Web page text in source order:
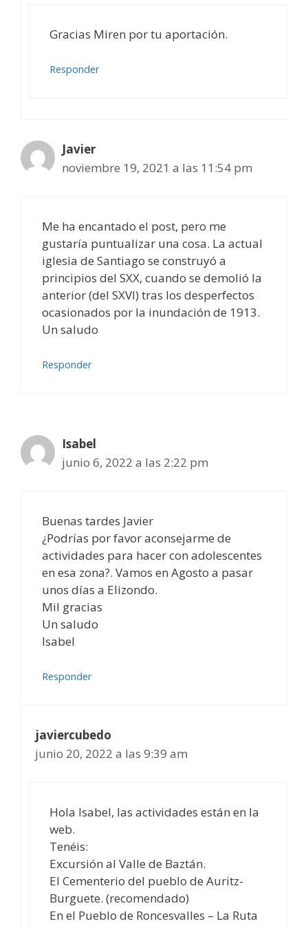
Gracias Miren por tu aportación.
Responder
Javier
noviembre 19, 2021 a las 11:54 pm
Me ha encantado el post, pero me
gustaría puntualizar una cosa. La actual
iglesia de Santiago se construyó a
principios del SXX, cuando se demolió la
anterior (del SXVI) tras los desperfectos
ocasionados por la inundación de 1913.
Un saludo
Responder
Isabel
junio 6, 2022 a las 2:22 pm
Buenas tardes Javier
¿Podrías por favor aconsejarme de
actividades para hacer con adolescentes
en esa zona?. Vamos en Agosto a pasar
unos días a Elizondo.
Mil gracias
Un saludo
Isabel
Responder
javiercubedo
junio 20, 2022 a las 9:39 am
Hola Isabel, las actividades están en la
web.
Tenéis:
Excursión al Valle de Baztán.
El Cementerio del pueblo de Auritz-
Burguete. (recomendado)
En el Pueblo de Roncesvalles – La Ruta